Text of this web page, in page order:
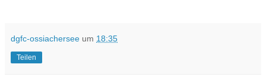
dgfc-ossiachersee um 18:35
Teilen